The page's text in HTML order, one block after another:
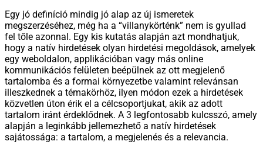
Egy jó definíció mindig jó alap az új ismeretek
megszerzéséhez, még ha a “villanykörténk” nem is gyullad
fel tőle azonnal. Egy kis kutatás alapján azt mondhatjuk,
hogy a natív hirdetések olyan hirdetési megoldások, amelyek
egy weboldalon, applikációban vagy más online
kommunikációs felületen beépülnek az ott megjelenő
tartalomba és a formai környezetbe valamint relevánsan
illeszkednek a témakörhöz, ilyen módon ezek a hirdetések
közvetlen úton érik el a célcsoportjukat, akik az adott
tartalom iránt érdeklődnek. A 3 legfontosabb kulcsszó, amely
alapján a leginkább jellemezhető a natív hirdetések
sajátossága: a tartalom, a megjelenés és a relevancia.